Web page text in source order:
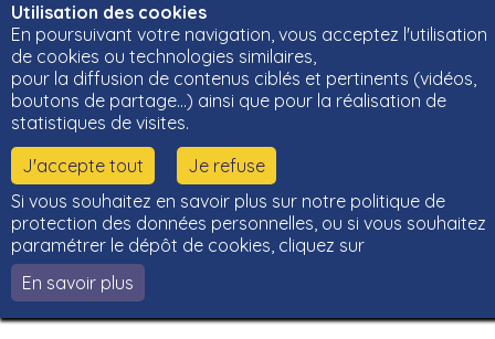
Utilisation des cookies
En poursuivant votre navigation, vous acceptez l'utilisation
de cookies ou technologies similaires,
pour la diffusion de contenus ciblés et pertinents (vidéos,
boutons de partage…) ainsi que pour la réalisation de
statistiques de visites.
J'accepte tout
Je refuse
Si vous souhaitez en savoir plus sur notre politique de
protection des données personnelles, ou si vous souhaitez
paramétrer le dépôt de cookies, cliquez sur
En savoir plus